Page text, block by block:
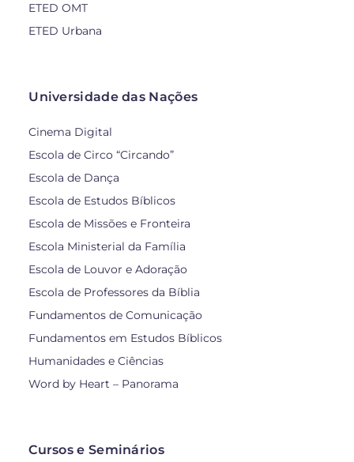
ETED OMT
ETED Urbana
Universidade das Nações
Cinema Digital
Escola de Circo “Circando”
Escola de Dança
Escola de Estudos Bíblicos
Escola de Missões e Fronteira
Escola Ministerial da Família
Escola de Louvor e Adoração
Escola de Professores da Bíblia
Fundamentos de Comunicação
Fundamentos em Estudos Bíblicos
Humanidades e Ciências
Word by Heart – Panorama
Cursos e Seminários